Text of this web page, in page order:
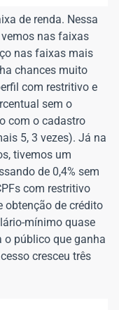
de renda. Nessa
nas faixas
nas faixas mais
chances muito
com restritivo e
sem o
com o cadastro
5, 3 vezes). Já na
tivemos um
de 0,4% sem
com restritivo
obtenção de crédito
mínimo quase
o público que ganha
cresceu três